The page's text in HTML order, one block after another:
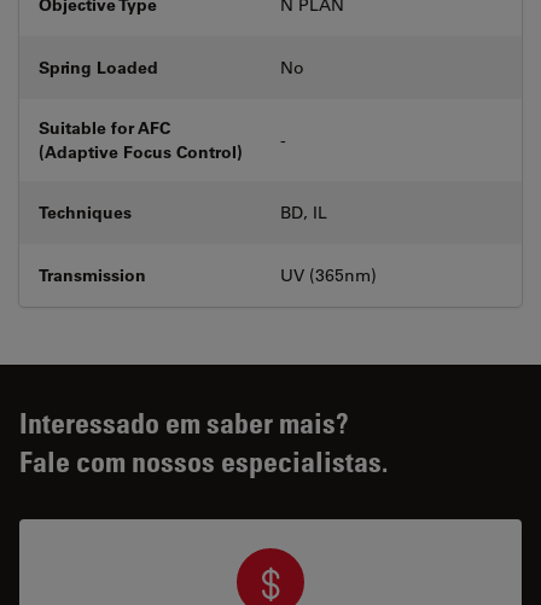
N PLAN
Spring Loaded No
Suitable for AFC
(Adaptive Focus Control)
-
Techniques BD, IL
Transmission UV (365nm)
Interessado em saber mais?
Fale com nossos especialistas.